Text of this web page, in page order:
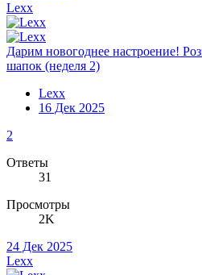
Lexx
Дарим новогоднее настроение!
шапок (неделя 2)
Lexx
16 Дек 2025
2
Ответы
31
Просмотры
2K
24 Дек 2025
Lexx